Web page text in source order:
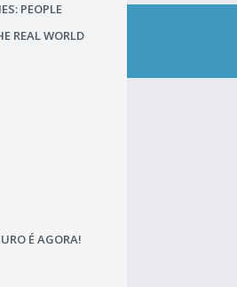
PEOPLE
REAL WORLD
É AGORA!
DADOS
(DSRLVT)